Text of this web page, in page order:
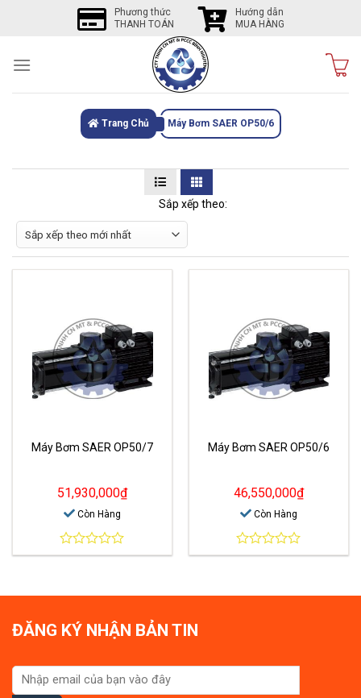
Phương thức
THANH TOÁN
Hướng dẫn
MUA HÀNG
Trang Chủ Máy Bơm SAER OP50/6
Sắp xếp theo:
Máy Bơm SAER OP50/7
51,930,000₫
Còn Hàng
0
5
Máy Bơm SAER OP50/6
46,550,000₫
Còn Hàng
0
5
ĐĂNG KÝ NHẬN BẢN TIN